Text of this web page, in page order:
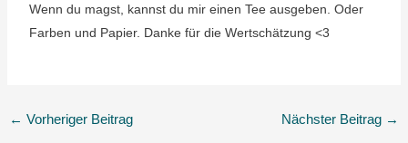
Wenn du magst, kannst du mir einen Tee ausgeben. Oder
Farben und Papier. Danke für die Wertschätzung <3
← Vorheriger Beitrag Nächster Beitrag →